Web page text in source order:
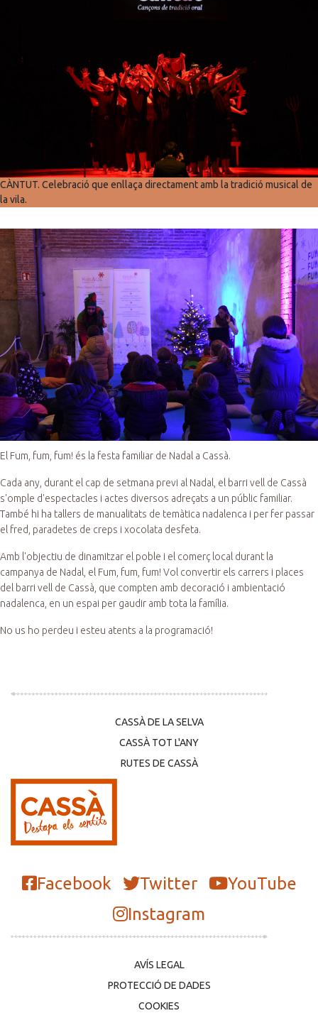
CÀNTUT. Celebració que enllaça directament amb la tradició musical de
la vila.
El Fum, fum, fum! és la festa familiar de Nadal a Cassà.
Cada any, durant el cap de setmana previ al Nadal, el barri vell de Cassà
s'omple d'espectacles i actes diversos adreçats a un públic familiar.
També hi ha tallers de manualitats de temàtica nadalenca i per fer passar
el fred, paradetes de creps i xocolata desfeta.
Amb l'objectiu de dinamitzar el poble i el comerç local durant la
campanya de Nadal, el Fum, fum, fum! Vol convertir els carrers i places
del barri vell de Cassà, que compten amb decoració i ambientació
nadalenca, en un espai per gaudir amb tota la família.
No us ho perdeu i esteu atents a la programació!
CASSÀ DE LA SELVA
CASSÀ TOT L'ANY
RUTES DE CASSÀ
Facebook Twitter
YouTube
Instagram
AVÍS LEGAL
PROTECCIÓ DE DADES
COOKIES